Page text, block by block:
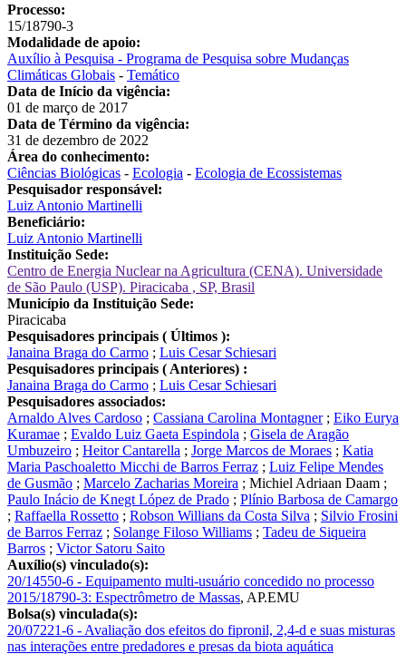
Processo:
15/18790-3
Modalidade de apoio:
Auxílio à Pesquisa - Programa de Pesquisa sobre Mudanças
Climáticas Globais - Temático
Data de Início da vigência:
01 de março de 2017
Data de Término da vigência:
31 de dezembro de 2022
Área do conhecimento:
Ciências Biológicas - Ecologia - Ecologia de Ecossistemas
Pesquisador responsável:
Luiz Antonio Martinelli
Beneficiário:
Luiz Antonio Martinelli
Instituição Sede:
Centro de Energia Nuclear na Agricultura (CENA). Universidade
de São Paulo (USP). Piracicaba , SP, Brasil
Município da Instituição Sede:
Piracicaba
Pesquisadores principais ( Últimos ):
Janaina Braga do Carmo ; Luis Cesar Schiesari
Pesquisadores principais ( Anteriores) :
Janaina Braga do Carmo ; Luis Cesar Schiesari
Pesquisadores associados:
Arnaldo Alves Cardoso ; Cassiana Carolina Montagner; Eiko Eurya
Kuramae ; Evaldo Luiz Gaeta Espindola ; Gisela de Aragão
Umbuzeiro ; Heitor Cantarella ; Jorge Marcos de Moraes ; Katia
Maria Paschoaletto Micchi de Barros Ferraz ; Luiz Felipe Mendes
de Gusmão ; Marcelo Zacharias Moreira ; Michiel Adriaan Daam ;
Paulo Inácio de Knegt López de Prado ; Plínio Barbosa de Camargo
; Raffaella Rossetto ; Robson Willians da Costa Silva ; Silvio Frosini
de Barros Ferraz ; Solange Filoso Williams ; Tadeu de Siqueira
Barros ; Victor Satoru Saito
Auxílio(s) vinculado(s):
20/14550-6 - Equipamento multi-usuário concedido no processo
2015/18790-3: Espectrômetro de Massas, AP.EMU
Bolsa(s) vinculada(s):
20/07221-6 - Avaliação dos efeitos do fipronil, 2,4-d e suas misturas
nas interações entre predadores e presas da biota aquática